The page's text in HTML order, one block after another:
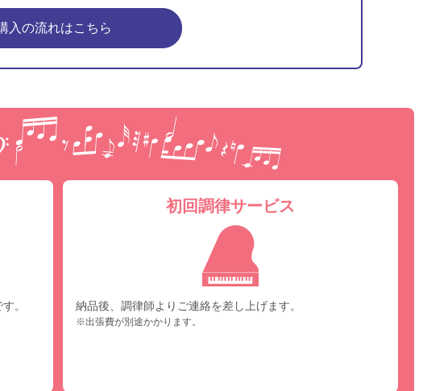
入の流れはこちら
ピ
。
初回調律サービス
納品後、調律師よりご連絡を差し上げます。
※出張費が別途かかります。